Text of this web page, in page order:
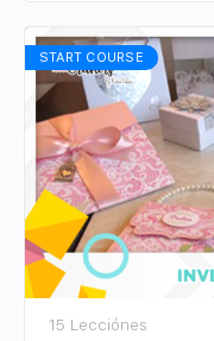
START COURSE
15 Lecciónes